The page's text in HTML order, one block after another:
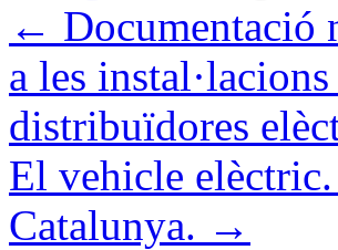
← Documentació
a les
distribuïdores
El vehicle elèctric.
Catalunya. →